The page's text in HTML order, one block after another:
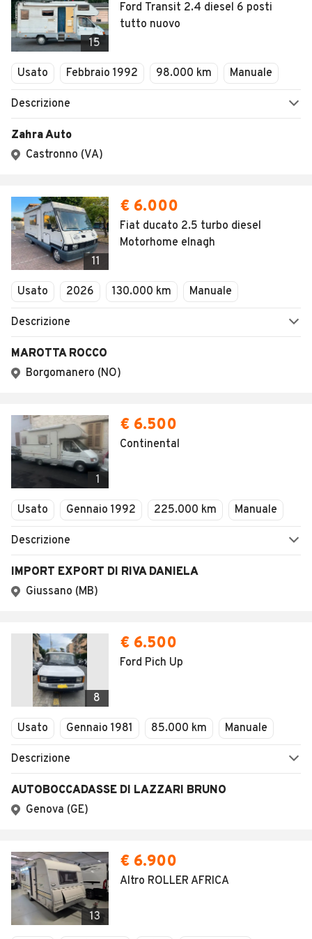
15
Ford Transit 2.4 diesel 6 posti
tutto nuovo
Usato Febbraio 1992 98.000 km Manuale
Descrizione
Zahra Auto
Castronno (VA)
11
€ 6.000
Fiat ducato 2.5 turbo diesel
Motorhome elnagh
Usato 2026 130.000 km Manuale
Descrizione
MAROTTA ROCCO
Borgomanero (NO)
1
€ 6.500
Continental
Usato Gennaio 1992 225.000 km Manuale
Descrizione
IMPORT EXPORT DI RIVA DANIELA
Giussano (MB)
8
€ 6.500
Ford Pich Up
Usato Gennaio 1981 85.000 km Manuale
Descrizione
AUTOBOCCADASSE DI LAZZARI BRUNO
Genova (GE)
13
€ 6.900
Altro ROLLER AFRICA